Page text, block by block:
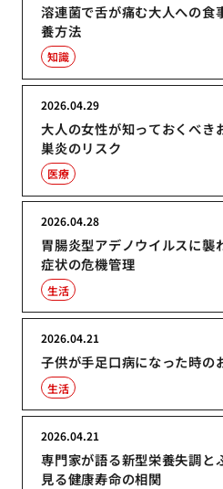
溶連菌で舌が痛む大人への食
養方法
知識
大人の女性が知っておくべき
巣炎のリスク
2026.04.29
医療
胃腸炎型アデノウイルスに襲
症状の危機管理
2026.04.28
生活
子供が手足口病になった時の
2026.04.21
生活
専門家が語る新型栄養失調と
見る健康寿命の相関
2026.04.21